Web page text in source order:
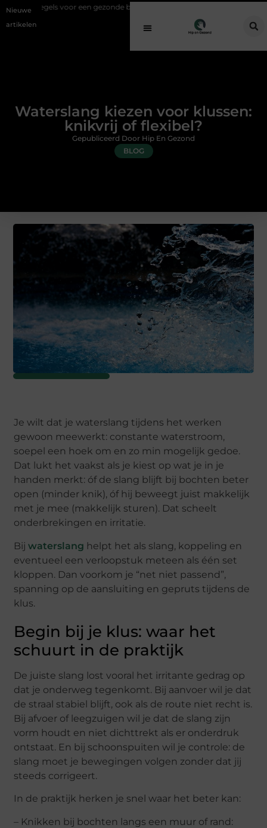
Nieuwe
artikelen
een gezonde buitenplek Sfeer en comfort zonder gedoe met een
Waterslang kiezen voor klussen:
knikvrij of flexibel?
BLOG
Gepubliceerd Door Hip En Gezond
Je wilt dat je waterslang tijdens het werken
gewoon meewerkt: constante waterstroom,
soepel een hoek om en zo min mogelijk gedoe.
Dat lukt het vaakst als je kiest op wat je in je
handen merkt: óf de slang blijft bij bochten beter
open (minder knik), óf hij beweegt juist makkelijk
met je mee (makkelijk sturen). Dat scheelt
onderbrekingen en irritatie.
Bijwaterslang helpt het als slang, koppeling en
eventueel een verloopstuk meteen als één set
kloppen. Dan voorkom je “net niet passend”,
spanning op de aansluiting en gepruts tijdens de
klus.
Begin bij je klus: waar het
schuurt in de praktijk
De juiste slang lost vooral het irritante gedrag op
dat je onderweg tegenkomt. Bij aanvoer wil je dat
de straal stabiel blijft, ook als de route niet recht is.
Bij afvoer of leegzuigen wil je dat de slang zijn
vorm houdt en niet dichttrekt als er onderdruk
ontstaat. En bij schoonspuiten wil je controle: de
slang moet je bewegingen volgen zonder dat jij
steeds corrigeert.
In de praktijk herken je snel waar het beter kan:
– Knikken bij bochten langs een muur of rand: